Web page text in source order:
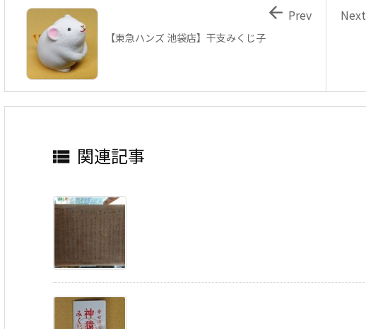
Next
【東急ハンズ 池袋店】干支みくじ子
 Prev
 関連記事